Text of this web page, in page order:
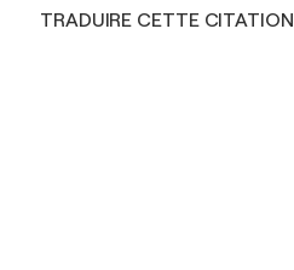
TRADUIRE CETTE CITATION